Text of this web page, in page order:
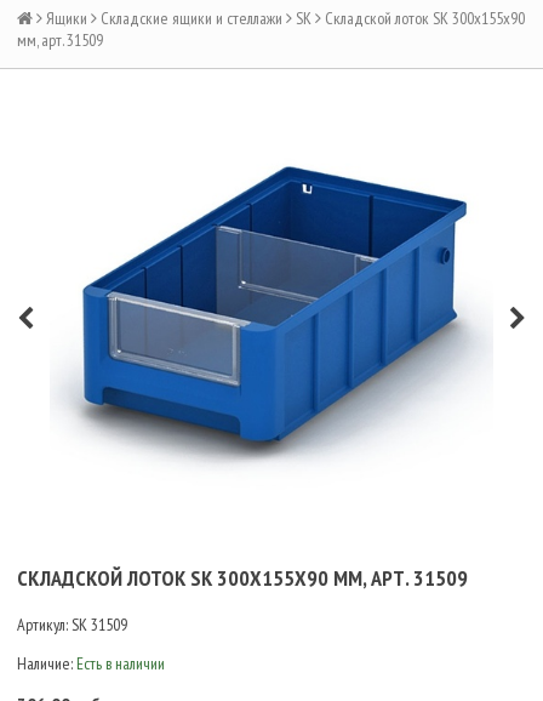
Ящики Складские ящики и стеллажи SK
Складской лоток SK 300х155х90
мм, арт. 31509
СКЛАДСКОЙ ЛОТОК SK 300Х155Х90 ММ, АРТ. 31509
Артикул:SK 31509
Наличие: Есть в наличии